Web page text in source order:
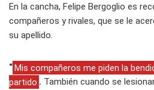
En la cancha, Felipe Bergoglio es
compañeros y rivales, que se le
su apellido.
“Mis compañeros me piden la
partido . También cuando se